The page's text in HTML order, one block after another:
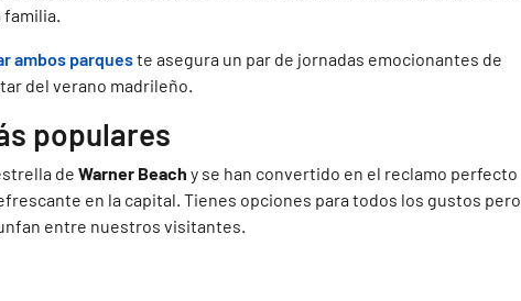
ambos parqueste asegura un par de jornadas emocionantes de
del verano madrileño.
populares
de Warner Beach y se han convertido en el reclamo perfecto
en la capital. Tienes opciones para todos los gustos pero
entre nuestros visitantes.